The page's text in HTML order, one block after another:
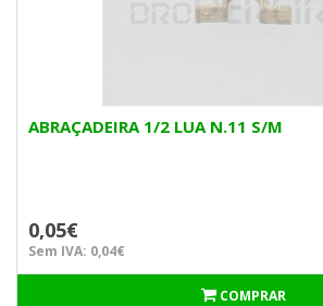
ABRAÇADEIRA 1/2 LUA N.11 S/M
0,05€
Sem IVA: 0,04€
COMPRAR